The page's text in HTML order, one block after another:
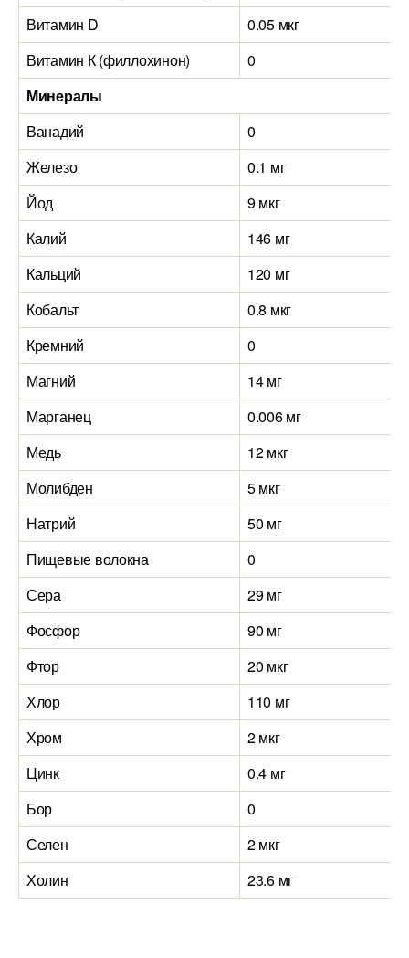
Витамин D
0.05 мкг
Витамин К (филлохинон)
0
Минералы
Ванадий
0
Железо
0.1 мг
Йод
9 мкг
Калий
146 мг
Кальций
120 мг
Кобальт
0.8 мкг
Кремний
0
Магний
14 мг
Марганец
0.006 мг
Медь
12 мкг
Молибден
5 мкг
Натрий
50 мг
Пищевые волокна
0
Сера
29 мг
Фосфор
90 мг
Фтор
20 мкг
Хлор
110 мг
Хром
2 мкг
Цинк
0.4 мг
Бор
0
Селен
2 мкг
Холин
23.6 мг